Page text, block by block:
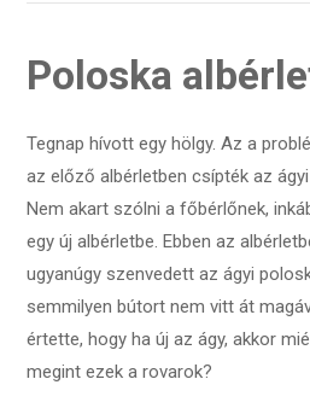
Poloska
Tegnap hívott egy hölgy. Az a
az előző albérletben csípték az
Nem akart szólni a főbérlőnek,
egy új albérletbe. Ebben az
ugyanúgy szenvedett az ágyi
semmilyen bútort nem vitt át
értette, hogy ha új az ágy, akkor
megint ezek a rovarok?